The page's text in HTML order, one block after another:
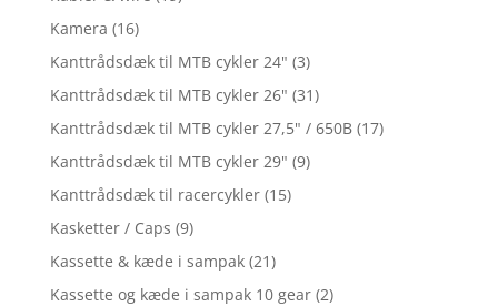
Kamera (16)
Kanttrådsdæk til MTB cykler 24" (3)
Kanttrådsdæk til MTB cykler 26" (31)
Kanttrådsdæk til MTB cykler 27,5" / 650B (17)
Kanttrådsdæk til MTB cykler 29" (9)
Kanttrådsdæk til racercykler (15)
Kasketter / Caps (9)
Kassette & kæde i sampak (21)
Kassette og kæde i sampak 10 gear (2)